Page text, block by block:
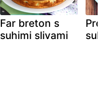
Far breton s
suhimi slivami